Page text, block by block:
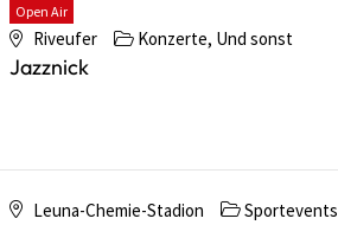
Riveufer Konzerte, Und sonst
Open Air
Jazznick
Leuna-Chemie-Stadion Sportevents